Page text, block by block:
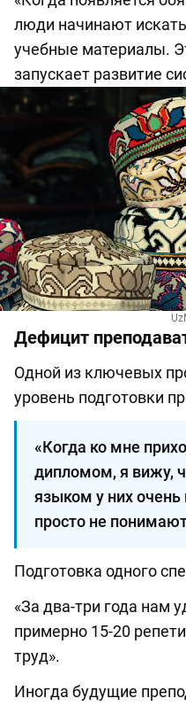
люди начинают
учебные материалы.
запускает развитие
Дефицит
Одной из ключевых
уровень подготовки
«Когда ко мне
дипломом, я вижу,
языком у них очень
просто не
Подготовка одного
«За два-три года нам
примерно 15-20
труд».
Иногда будущие